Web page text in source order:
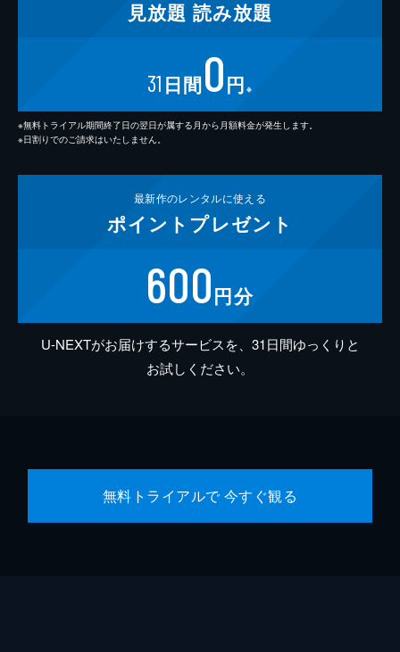
見放題 読み放題
31 日間0円 ※
※無料トライアル期間終了日の翌日が属する月から月額料金が発生します。
※日割りでのご請求はいたしません。
最新作のレンタルに使える
ポイント プレゼント
600円分
U-NEXTがお届けするサービスを、31日間ゆっくりと
お試しください。
無料トライアルで 今すぐ観る